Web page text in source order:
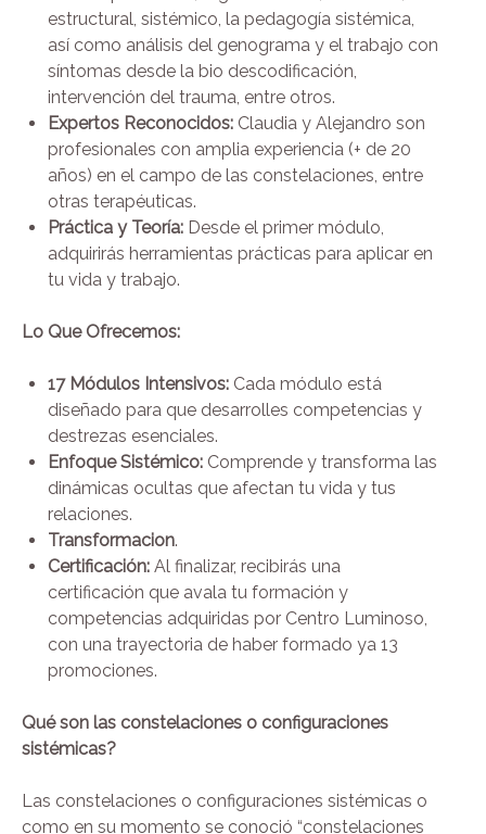
estructural, sistémico, la pedagogía sistémica,
así como análisis del genograma y el trabajo con
síntomas desde la bio descodificación,
intervención del trauma, entre otros.
Expertos Reconocidos: Claudia y Alejandro son
profesionales con amplia experiencia (+ de 20
años) en el campo de las constelaciones, entre
otras terapéuticas.
Práctica y Teoría: Desde el primer módulo,
adquirirás herramientas prácticas para aplicar en
tu vida y trabajo.
Lo Que Ofrecemos:
17 Módulos Intensivos: Cada módulo está
diseñado para que desarrolles competencias y
destrezas esenciales.
Enfoque Sistémico: Comprende y transforma las
dinámicas ocultas que afectan tu vida y tus
relaciones.
Transformacion.
Certificación: Al finalizar, recibirás una
certificación que avala tu formación y
competencias adquiridas por Centro Luminoso,
con una trayectoria de haber formado ya 13
promociones.
Qué son las constelaciones o configuraciones
sistémicas?
Las constelaciones o configuraciones sistémicas o
como en su momento se conoció “constelaciones